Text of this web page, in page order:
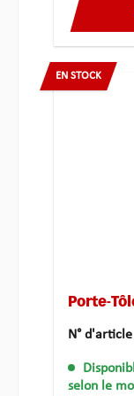
EN STOCK
Porte-
N°
selon le